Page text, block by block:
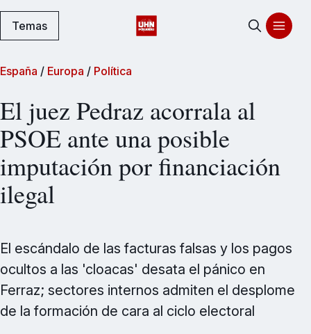
Temas
España / Europa / Política
El juez Pedraz acorrala al
PSOE ante una posible
imputación por financiación
ilegal
El escándalo de las facturas falsas y los pagos
ocultos a las 'cloacas' desata el pánico en
Ferraz; sectores internos admiten el desplome
de la formación de cara al ciclo electoral